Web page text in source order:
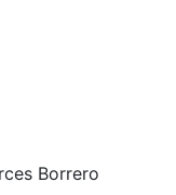
Borrero